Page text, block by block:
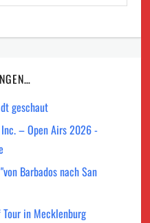
geschaut
– Open Airs 2026 -
Barbados nach San
in Mecklenburg